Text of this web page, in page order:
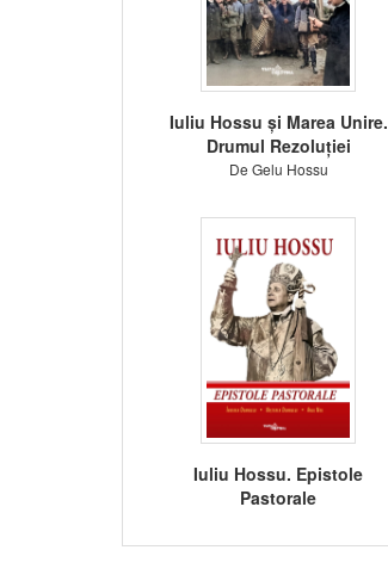
Iuliu Hossu și Marea Unire.
Drumul Rezoluției
De Gelu Hossu
Iuliu Hossu. Epistole
Pastorale